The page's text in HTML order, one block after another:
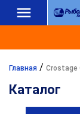
Главная / Crostage
Каталог